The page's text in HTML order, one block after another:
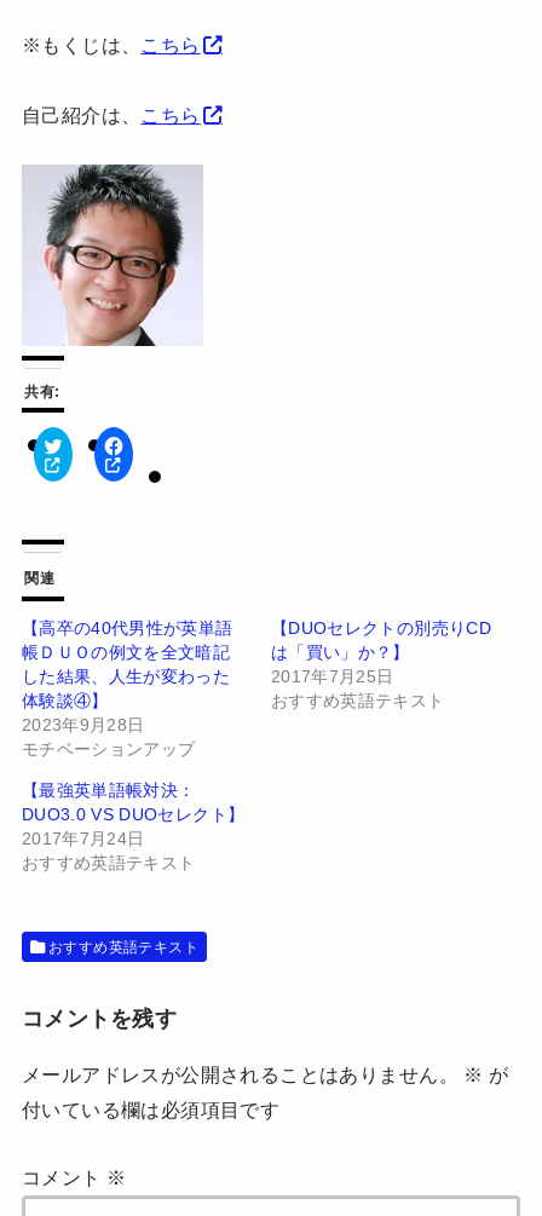
※もくじは、 こちら
自己紹介は、 こちら
共有:
ク
リ
て
T
w
i
t
t
e
r
で
共
有
(
新
し
い
ウ
ィ
ン
ド
ウ
で
開
)
F
a
有
す
る
に
は
リ
ッ
ク
し
て
く
だ
さ
い
(
新
ィ
ン
ド
開
き
す
関連
【高卒の40代男性が英単語
帳ＤＵＯの例文を全文暗記
した結果、人生が変わった
体験談④】
2023年9月28日
モチベーションアップ
【DUOセレクトの別売りCD
は「買い」か？】
2017年7月25日
おすすめ英語テキスト
【最強英単語帳対決：
DUO3.0 VS DUOセレクト】
2017年7月24日
おすすめ英語テキスト
おすすめ英語テキスト
コメントを残す
メールアドレスが公開されることはありません。 ※ が
付いている欄は必須項目です
コメント ※